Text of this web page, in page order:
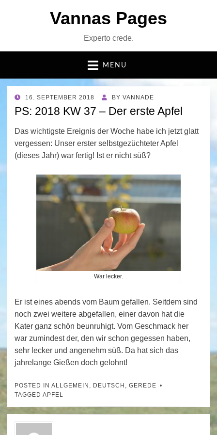
Vannas Pages
Experto crede.
MENU
POSTED
ON
16. SEPTEMBER 2018 BY VANNADE
PS: 2018 KW 37 – Der erste Apfel
Das wichtigste Ereignis der Woche habe ich jetzt glatt
vergessen: Unser erster selbstgezüchteter Apfel
(dieses Jahr) war fertig! Ist er nicht süß?
War lecker.
Er ist eines abends vom Baum gefallen. Seitdem sind
noch zwei weitere abgefallen, einer davon hat die
Kater ganz schön beunruhigt. Vom Geschmack her
war zumindest der, den wir schon gegessen haben,
sehr lecker und angenehm süß. Da hat sich das
jahrelange Gießen doch gelohnt!
POSTED IN ALLGEMEIN DEUTSCH
GEREDE
TAGGED APFEL